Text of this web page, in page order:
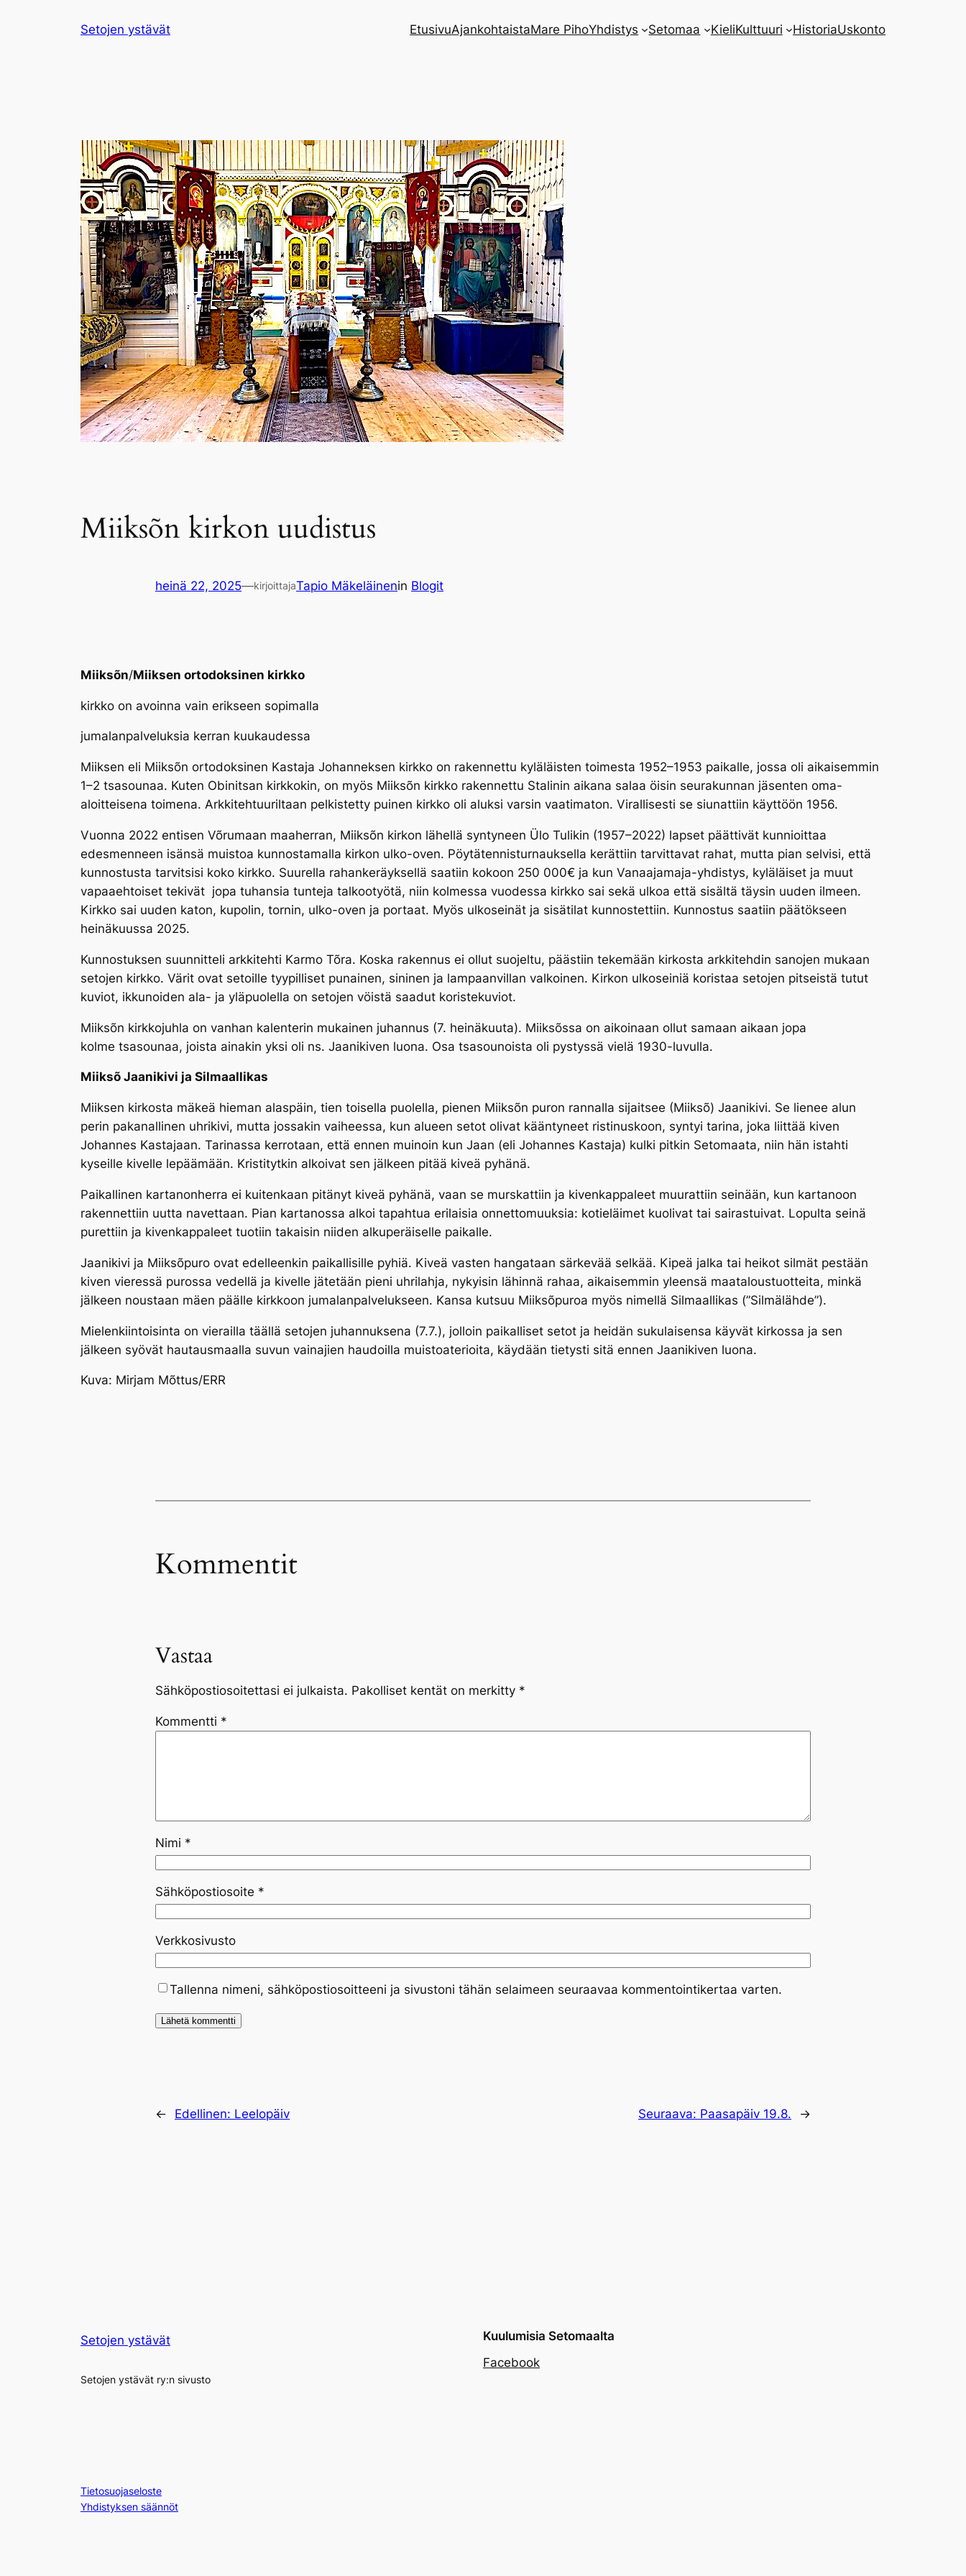
Setojen ystävät EtusivuAjankohtaistaMare PihoYhdistys Setomaa KieliKulttuuri HistoriaUskonto
Miiksõn kirkon uudistus
heinä 22, 2025—kirjoittajaTapio Mäkeläinenin Blogit
Miiksõn/Miiksen ortodoksinen kirkko
kirkko on avoinna vain erikseen sopimalla
jumalanpalveluksia kerran kuukaudessa
Miiksen eli Miiksõn ortodoksinen Kastaja Johanneksen kirkko on rakennettu kyläläisten toimesta 1952–1953 paikalle, jossa oli aikaisemmin
1–2 tsasounaa. Kuten Obinitsan kirkkokin, on myös Miiksõn kirkko rakennettu Stalinin aikana salaa öisin seurakunnan jäsenten oma-
aloitteisena toimena. Arkkitehtuuriltaan pelkistetty puinen kirkko oli aluksi varsin vaatimaton. Virallisesti se siunattiin käyttöön 1956.
Vuonna 2022 entisen Võrumaan maaherran, Miiksõn kirkon lähellä syntyneen Ülo Tulikin (1957–2022) lapset päättivät kunnioittaa
edesmenneen isänsä muistoa kunnostamalla kirkon ulko-oven. Pöytätennisturnauksella kerättiin tarvittavat rahat, mutta pian selvisi, että
kunnostusta tarvitsisi koko kirkko. Suurella rahankeräyksellä saatiin kokoon 250 000€ ja kun Vanaajamaja-yhdistys, kyläläiset ja muut
vapaaehtoiset tekivät jopa tuhansia tunteja talkootyötä, niin kolmessa vuodessa kirkko sai sekä ulkoa että sisältä täysin uuden ilmeen.
Kirkko sai uuden katon, kupolin, tornin, ulko-oven ja portaat. Myös ulkoseinät ja sisätilat kunnostettiin. Kunnostus saatiin päätökseen
heinäkuussa 2025.
Kunnostuksen suunnitteli arkkitehti Karmo Tõra. Koska rakennus ei ollut suojeltu, päästiin tekemään kirkosta arkkitehdin sanojen mukaan
setojen kirkko. Värit ovat setoille tyypilliset punainen, sininen ja lampaanvillan valkoinen. Kirkon ulkoseiniä koristaa setojen pitseistä tutut
kuviot, ikkunoiden ala- ja yläpuolella on setojen vöistä saadut koristekuviot.
Miiksõn kirkkojuhla on vanhan kalenterin mukainen juhannus (7. heinäkuuta). Miiksõssa on aikoinaan ollut samaan aikaan jopa
kolme tsasounaa, joista ainakin yksi oli ns. Jaanikiven luona. Osa tsasounoista oli pystyssä vielä 1930-luvulla.
Miiksõ Jaanikivi ja Silmaallikas
Miiksen kirkosta mäkeä hieman alaspäin, tien toisella puolella, pienen Miiksõn puron rannalla sijaitsee (Miiksõ) Jaanikivi. Se lienee alun
perin pakanallinen uhrikivi, mutta jossakin vaiheessa, kun alueen setot olivat kääntyneet ristinuskoon, syntyi tarina, joka liittää kiven
Johannes Kastajaan. Tarinassa kerrotaan, että ennen muinoin kun Jaan (eli Johannes Kastaja) kulki pitkin Setomaata, niin hän istahti
kyseille kivelle lepäämään. Kristitytkin alkoivat sen jälkeen pitää kiveä pyhänä.
Paikallinen kartanonherra ei kuitenkaan pitänyt kiveä pyhänä, vaan se murskattiin ja kivenkappaleet muurattiin seinään, kun kartanoon
rakennettiin uutta navettaan. Pian kartanossa alkoi tapahtua erilaisia onnettomuuksia: kotieläimet kuolivat tai sairastuivat. Lopulta seinä
purettiin ja kivenkappaleet tuotiin takaisin niiden alkuperäiselle paikalle.
Jaanikivi ja Miiksõpuro ovat edelleenkin paikallisille pyhiä. Kiveä vasten hangataan särkevää selkää. Kipeä jalka tai heikot silmät pestään
kiven vieressä purossa vedellä ja kivelle jätetään pieni uhrilahja, nykyisin lähinnä rahaa, aikaisemmin yleensä maataloustuotteita, minkä
jälkeen noustaan mäen päälle kirkkoon jumalanpalvelukseen. Kansa kutsuu Miiksõpuroa myös nimellä Silmaallikas (”Silmälähde”).
Mielenkiintoisinta on vierailla täällä setojen juhannuksena (7.7.), jolloin paikalliset setot ja heidän sukulaisensa käyvät kirkossa ja sen
jälkeen syövät hautausmaalla suvun vainajien haudoilla muistoaterioita, käydään tietysti sitä ennen Jaanikiven luona.
Kuva: Mirjam Mõttus/ERR
Kommentit
Vastaa
Sähköpostiosoitettasi ei julkaista. Pakolliset kentät on merkitty *
Kommentti *
Nimi *
Sähköpostiosoite *
Verkkosivusto
Tallenna nimeni, sähköpostiosoitteeni ja sivustoni tähän selaimeen seuraavaa kommentointikertaa varten.
← Edellinen: Leelopäiv Seuraava: Paasapäiv 19.8. →
Setojen ystävät
Setojen ystävät ry:n sivusto
Kuulumisia Setomaalta
Facebook
Tietosuojaseloste
Yhdistyksen säännöt